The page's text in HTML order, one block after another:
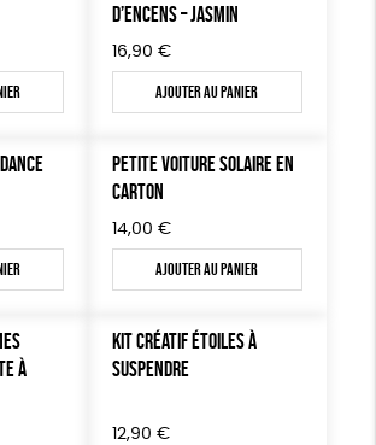
D’ENCENS – JASMIN
16,90 €
Ajouter au panier
PETITE VOITURE SOLAIRE EN
CARTON
14,00 €
Ajouter au panier
À
KIT CRÉATIF ÉTOILES À
SUSPENDRE
12,90 €